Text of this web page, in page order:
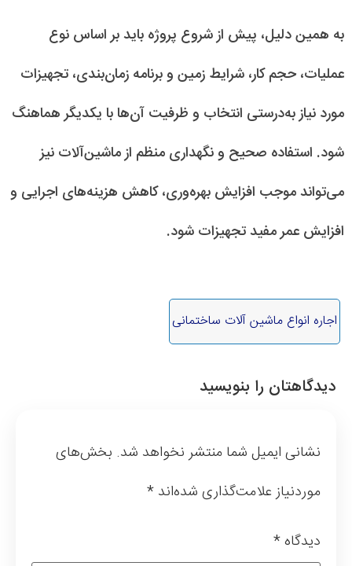
به همین دلیل، پیش از شروع پروژه باید بر اساس نوع
عملیات، حجم کار، شرایط زمین و برنامه زمان‌بندی، تجهیزات
مورد نیاز به‌درستی انتخاب و ظرفیت آن‌ها با یکدیگر هماهنگ
شود. استفاده صحیح و نگهداری منظم از ماشین‌آلات نیز
می‌تواند موجب افزایش بهره‌وری، کاهش هزینه‌های اجرایی و
افزایش عمر مفید تجهیزات شود.
اجاره انواع ماشین آلات ساختمانی
دیدگاهتان را بنویسید
نشانی ایمیل شما منتشر نخواهد شد. بخش‌های
موردنیاز علامت‌گذاری شده‌اند *
دیدگاه*